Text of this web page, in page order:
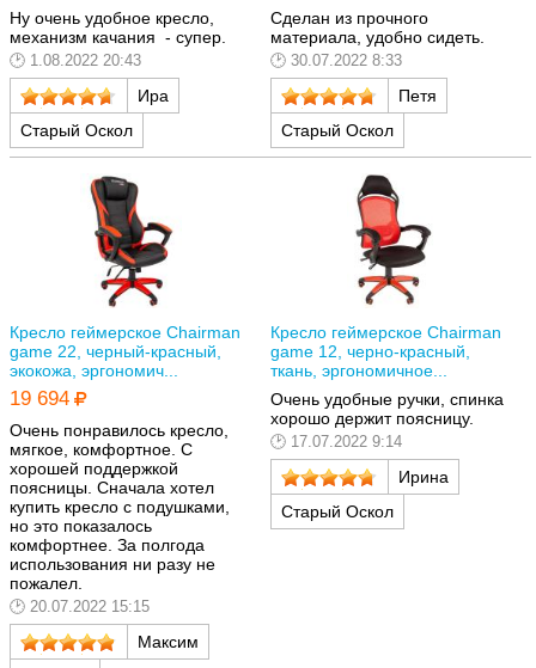
Ну очень удобное кресло,
механизм качания - супер.
1.08.2022 20:43
Ира
Старый Оскол
Сделан из прочного
материала, удобно сидеть.
30.07.2022 8:33
Петя
Старый Оскол
Кресло геймерское Chairman
game 22, черный-красный,
экокожа, эргономич...
19 694
Очень понравилось кресло,
мягкое, комфортное. С
хорошей поддержкой
поясницы. Сначала хотел
купить кресло с подушками,
но это показалось
комфортнее. За полгода
использования ни разу не
пожалел.
20.07.2022 15:15
Максим
Кресло геймерское Chairman
game 12, черно-красный,
ткань, эргономичное...
Очень удобные ручки, спинка
хорошо держит поясницу.
17.07.2022 9:14
Ирина
Старый Оскол